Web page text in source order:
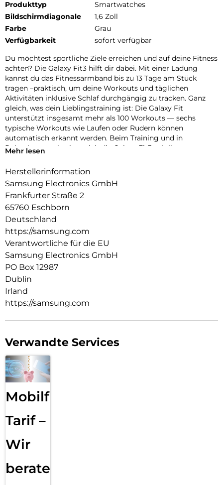
Produkttyp
Smartwatches
Bildschirmdiagonale
1,6 Zoll
Farbe
Grau
Verfügbarkeit
sofort verfügbar
Du möchtest sportliche Ziele erreichen und auf deine Fitness
achten? Die Galaxy Fit3 hilft dir dabei. Mit einer Ladung
kannst du das Fitnessarmband bis zu 13 Tage am Stück
tragen –praktisch, um deine Workouts und täglichen
Aktivitäten inklusive Schlaf durchgängig zu tracken. Ganz
gleich, was dein Lieblingstraining ist: Die Galaxy Fit
unterstützt insgesamt mehr als 100 Workouts — sechs
typische Workouts wie Laufen oder Rudern können
automatisch erkannt werden. Beim Training und in
Ruhephasen schmiegt sich die Galaxy Fit3 mit ihrem
dein Handgelenk. Wissenswerte Infos kannst du über das
bequem steuern. Über verschiedene Wellnesswerte wie
Schrittzahl, Puls oder Blutsauerstoffsättigung kannst du
Erkenntnisse für einen aktiven Lifestyle gewinnen.Verbindest
du deine Galaxy Fit3 mit einem Galaxy Smartphone, siehst
du am Handgelenk eingehende Anrufe, beantwortest
eingehende Nachrichten, wechselst zum Beispiel während
des Trainings komfortabel zum nächsten Lied der aktuellen
Wiedergabe oder löst die Kamera für ein Gruppenfoto aus.
Mehr lesen
Herstellerinformation
Samsung Electronics GmbH
Frankfurter Straße 2
65760 Eschborn
Deutschland
https://samsung.com
Verantwortliche für die EU
Samsung Electronics GmbH
PO Box 12987
Dublin
Irland
https://samsung.com
Verwandte Services
Mobilfunk
Tarif –
Wir
beraten